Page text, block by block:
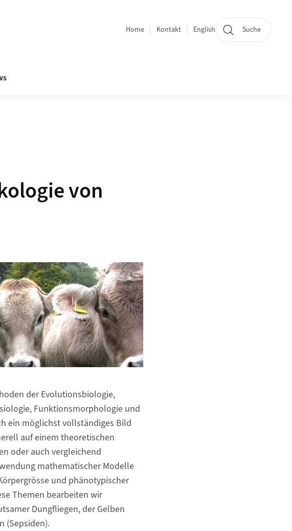
Bereichsnavigation
Home Kontakt English Suche
von
der Evolutionsbiologie,
Funktionsmorphologie und
ein möglichst vollständiges Bild
auf einem theoretischen
oder auch vergleichend
mathematischer Modelle
und phänotypischer
Themen bearbeiten wir
Dungfliegen, der Gelben
(Sepsiden).